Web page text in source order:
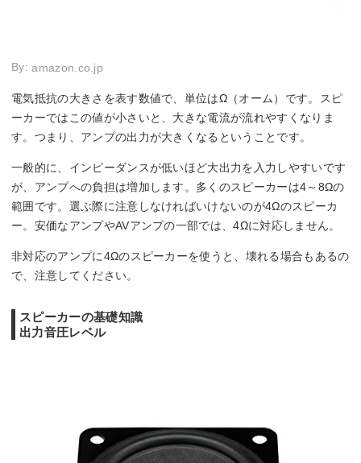
By:amazon.co.jp
電気抵抗の大きさを表す数値で、単位はΩ（オーム）です。スピ
ーカーではこの値が小さいと、大きな電流が流れやすくなりま
す。つまり、アンプの出力が大きくなるということです。
一般的に、インピーダンスが低いほど大出力を入力しやすいです
が、アンプへの負担は増加します。多くのスピーカーは4～8Ωの
範囲です。選ぶ際に注意しなければいけないのが4Ωのスピーカ
ー。安価なアンプやAVアンプの一部では、4Ωに対応しません。
非対応のアンプに4Ωのスピーカーを使うと、壊れる場合もあるの
で、注意してください。
スピーカーの基礎知識
出力音圧レベル